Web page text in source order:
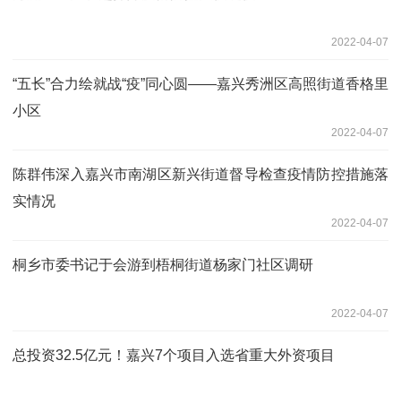
2022-04-07
“五长”合力绘就战“疫”同心圆——嘉兴秀洲区高照街道香格里
小区
2022-04-07
陈群伟深入嘉兴市南湖区新兴街道督导检查疫情防控措施落
实情况
2022-04-07
桐乡市委书记于会游到梧桐街道杨家门社区调研
2022-04-07
总投资32.5亿元！嘉兴7个项目入选省重大外资项目